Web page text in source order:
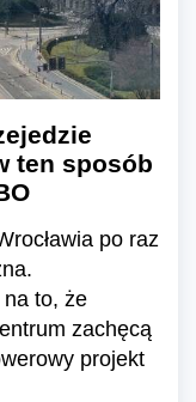
ten sposób
po raz
to, że
zachęcą
projekt